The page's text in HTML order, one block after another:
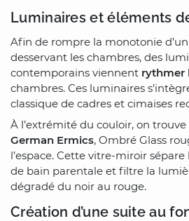
Luminaires et éléments
Afin de rompre la monotonie
desservant les chambres, des
contemporains viennent rythmer
chambres. Ces luminaires
classique de cadres et cimaises
À l’extrémité du couloir, on
German Ermics, Ombré Glass
l’espace. Cette vitre-miroir
de bain parentale et filtre la
dégradé du noir au rouge.
Création d’une suite au